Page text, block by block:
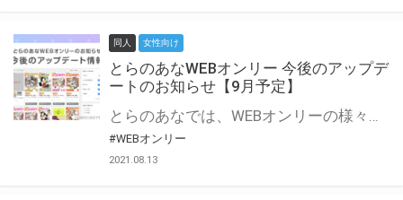
同人 女性向け
とらのあなWEBオンリー 今後のアップデ
ートのお知らせ【9月予定】
とらのあなでは、WEBオンリーの様々な支援を実施しています。 今回は2021年9月に実装を予定しているアップデート情報についてご紹介いたします。 とらのあなWEBオンリーサイトはこちら
#WEBオンリー
2021.08.13